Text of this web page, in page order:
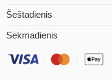
Šeštadienis
Sekmadienis